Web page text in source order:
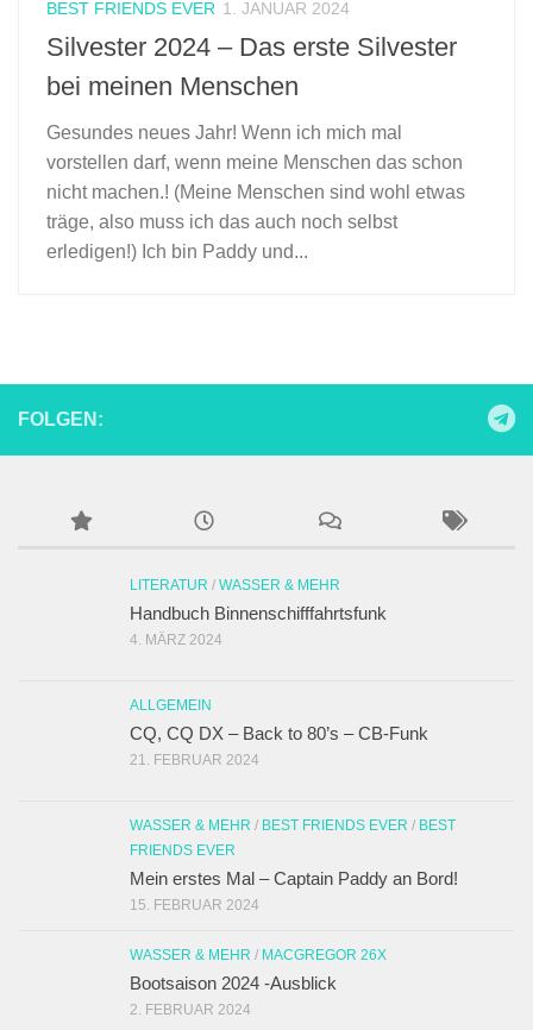
BEST FRIENDS EVER 1. JANUAR 2024
Silvester 2024 – Das erste Silvester
bei meinen Menschen
Gesundes neues Jahr! Wenn ich mich mal
vorstellen darf, wenn meine Menschen das schon
nicht machen.! (Meine Menschen sind wohl etwas
träge, also muss ich das auch noch selbst
erledigen!) Ich bin Paddy und...
FOLGEN:
LITERATUR / WASSER & MEHR
Handbuch Binnenschifffahrtsfunk
4. MÄRZ 2024
ALLGEMEIN
CQ, CQ DX – Back to 80’s – CB-Funk
21. FEBRUAR 2024
WASSER & MEHR / BEST FRIENDS EVER / BEST
FRIENDS EVER
Mein erstes Mal – Captain Paddy an Bord!
15. FEBRUAR 2024
WASSER & MEHR / MACGREGOR 26X
Bootsaison 2024 -Ausblick
2. FEBRUAR 2024